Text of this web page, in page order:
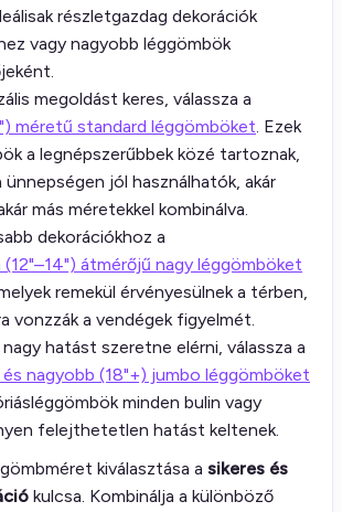
részletgazdag dekorációk
vagy nagyobb léggömbök
megoldást keres, válassza a
méretű standard léggömböket. Ezek
a legnépszerűbbek közé tartoznak,
ünnepségen jól használhatók, akár
más méretekkel kombinálva.
dekorációkhoz a
(12"–14") átmérőjű nagy léggömböket
remekül érvényesülnek a térben,
vonzzák a vendégek figyelmét.
nagy hatást szeretne elérni, válassza a
nagyobb (18"+) jumbo léggömböket
minden bulin vagy
felejthetetlen hatást keltenek.
kiválasztása a sikeres és
kulcsa. Kombinálja a különböző